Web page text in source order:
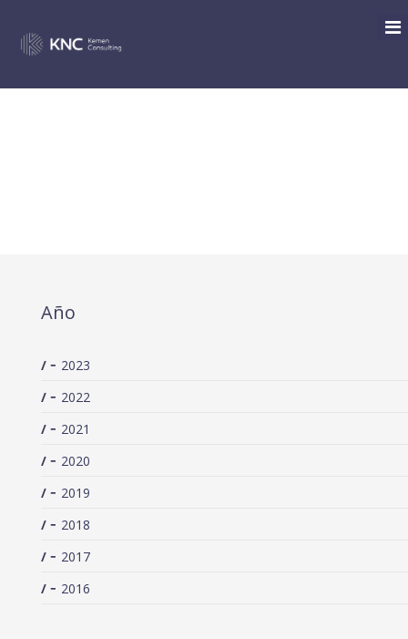
Año
2023
2022
2021
2020
2019
2018
2017
2016